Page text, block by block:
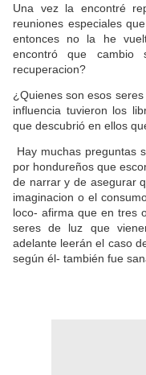
Una vez la encontré
reuniones especiales
entonces no la he
encontró que cambio
recuperacion?
¿Quienes son esos
influencia tuvieron los
que descubrió en ellos
Hay muchas preguntas
por hondureños que
de narrar y de asegurar
imaginacion o el
loco- afirma que en tres
seres de luz que
adelante leerán el caso
según él- también fue